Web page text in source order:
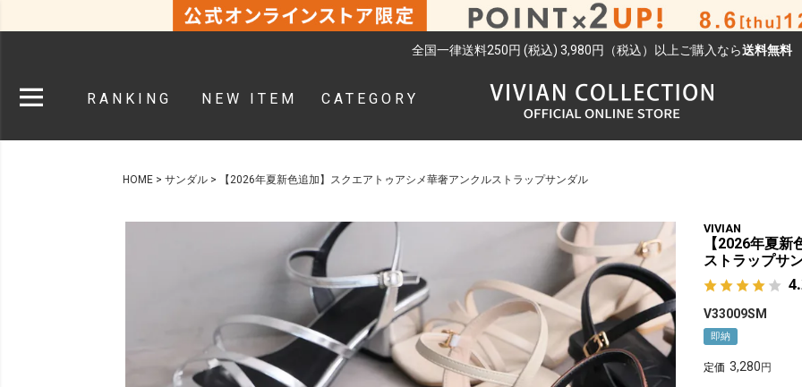
全国一律送料250円 (税込) 3,980円（税込）以上ご購入なら送料無料
RANKING NEW ITEM CATEGORY 検索
HOME サンダル 【2026年夏新色追加】スクエアトゥアシメ華奢アンクルストラップサンダル
VIVIAN
【2026年夏
ストラップサ
V33009SM
即納
定価 3,280